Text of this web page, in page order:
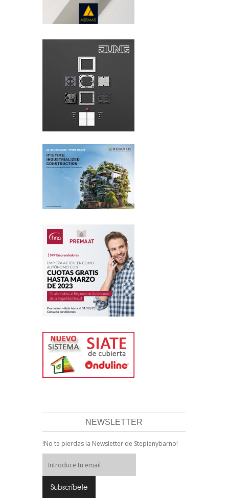
NEWSLETTER
!No te pierdas la Newsletter de Stepienybarno!